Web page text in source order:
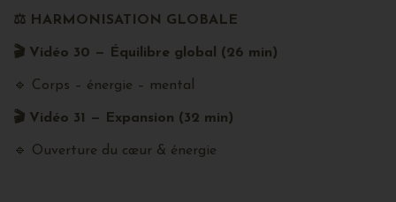
⚖ ️ HARMONISATION GLOBALE
🎬 Vidéo 30 — Équilibre global (26 min)
🔹 Corps – énergie – mental
🎬 Vidéo 31 — Expansion (32 min)
🔹 Ouverture du cœur & énergie